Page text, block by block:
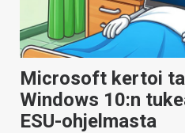
Microsoft kertoi
Windows 10:n
ESU-ohjelmasta